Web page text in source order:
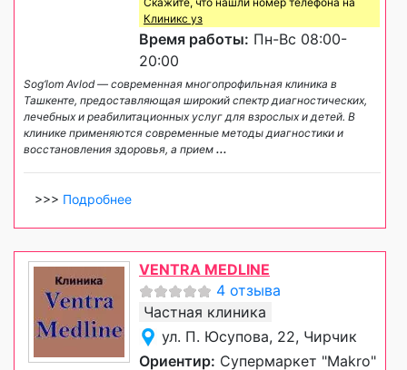
Клиникс уз
Время работы: Пн-Вс 08:00-
20:00
Sog‘lom Avlod — современная многопрофильная клиника в
Ташкенте, предоставляющая широкий спектр диагностических,
лечебных и реабилитационных услуг для взрослых и детей. В
клинике применяются современные методы диагностики и
восстановления здоровья, а прием ...
>>> Подробнее
VENTRA MEDLINE
4 отзыва
Частная клиника
ул. П. Юсупова, 22, Чирчик
Ориентир: Супермаркет "Makro"